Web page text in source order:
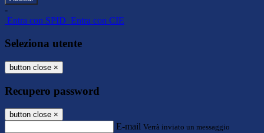
-
Entra con SPID Entra con CIE
Seleziona utente
button close ×
Recupero password
button close ×
E-mail Verrà inviato un messaggio